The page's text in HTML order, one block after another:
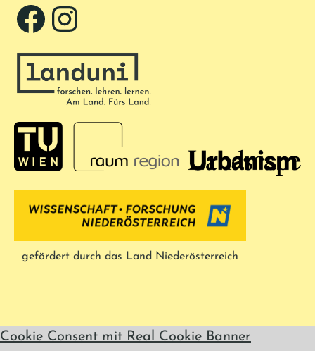
Facebook
Instagram
gefördert durch das Land Niederösterreich
Cookie Consent mit Real Cookie Banner